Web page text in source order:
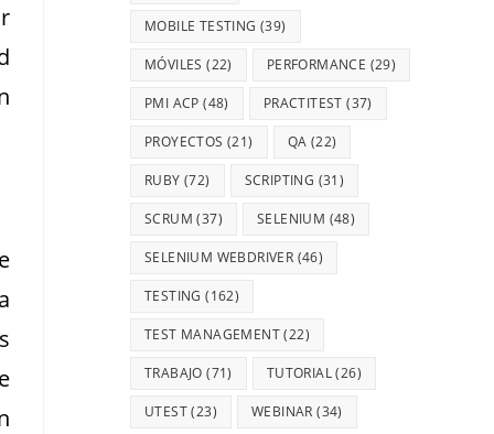
MOBILE TESTING (39)
MÓVILES (22) PERFORMANCE (29)
PMI ACP (48) PRACTITEST (37)
PROYECTOS (21) QA (22)
RUBY (72) SCRIPTING (31)
SCRUM (37) SELENIUM (48)
SELENIUM WEBDRIVER (46)
TESTING (162)
TEST MANAGEMENT(22)
TRABAJO (71) TUTORIAL(26)
UTEST(23) WEBINAR (34)